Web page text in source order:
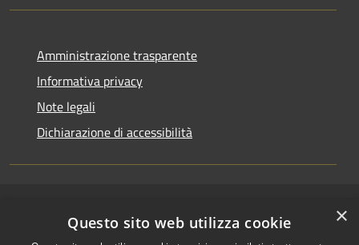
Amministrazione trasparente
Informativa privacy
Note legali
Dichiarazione di accessibilità
Accessibilità
Copyright © 2026 • Comune di
Riccione • Powered by
×
Questo sito web utilizza cookie